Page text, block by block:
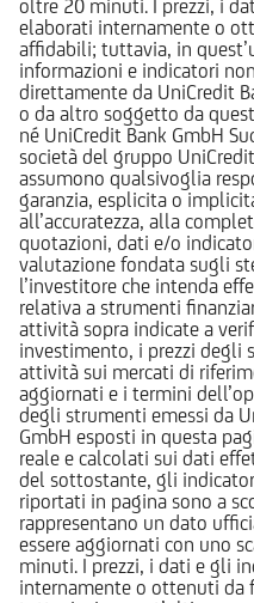
oltre 20 minuti. I prezzi, i
elaborati internamente o
affidabili; tuttavia, in
informazioni e indicatori
direttamente da UniCredit
o da altro soggetto da
né UniCredit Bank GmbH
società del gruppo
assumono qualsivoglia
garanzia, esplicita o
all’accuratezza, alla
quotazioni, dati e/o
valutazione fondata sugli
l’investitore che intenda
relativa a strumenti
attività sopra indicate a
investimento, i prezzi degli
attività sui mercati di
aggiornati e i termini
degli strumenti emessi da
GmbH esposti in questa
reale e calcolati sui dati
del sottostante, gli
riportati in pagina sono a
rappresentano un dato
essere aggiornati con uno
minuti. I prezzi, i dati e gli
internamente o ottenuti